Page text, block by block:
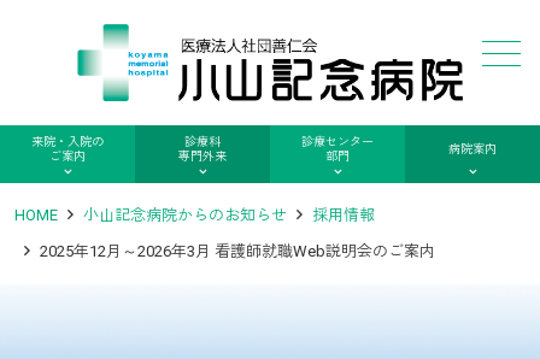
来院・入院の
ご案内
診療科
専門外来
診療センター
部門
病院案内
HOME 小山記念病院からのお知らせ
採用情報
2025年12月～2026年3月 看護師就職Web説明会のご案内